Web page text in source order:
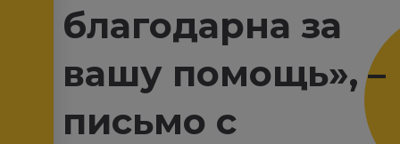
благодарна за
вашу помощь», –
письмо с